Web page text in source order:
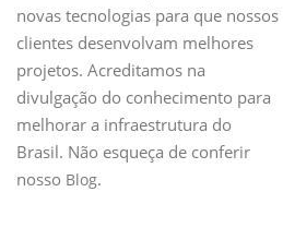
novas tecnologias para que nossos
clientes desenvolvam melhores
projetos. Acreditamos na
divulgação do conhecimento para
melhorar a infraestrutura do
Brasil. Não esqueça de conferir
nosso Blog.